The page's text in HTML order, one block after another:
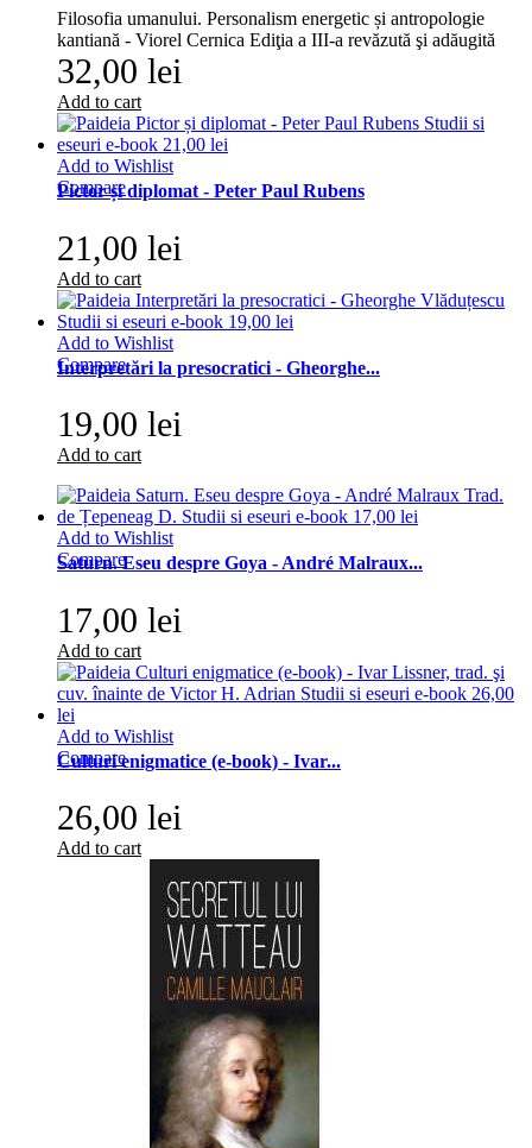
Filosofia umanului. Personalism energetic și antropologie
kantiană - Viorel Cernica Ediţia a III-a revăzută şi adăugită
32,00 lei
Add to cart
Add to Wishlist
Compare
Pictor și diplomat - Peter Paul Rubens
21,00 lei
Add to cart
Add to Wishlist
Compare
Interpretări la presocratici - Gheorghe...
19,00 lei
Add to cart
Add to Wishlist
Compare
Saturn. Eseu despre Goya - André Malraux...
17,00 lei
Add to cart
Add to Wishlist
Compare
Culturi enigmatice (e-book) - Ivar...
26,00 lei
Add to cart